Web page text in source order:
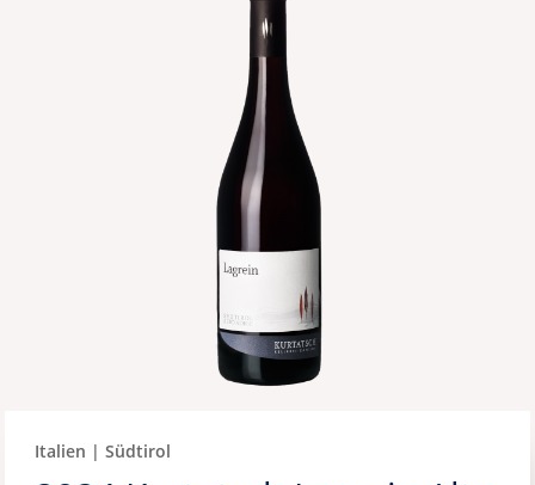
Italien | Südtirol